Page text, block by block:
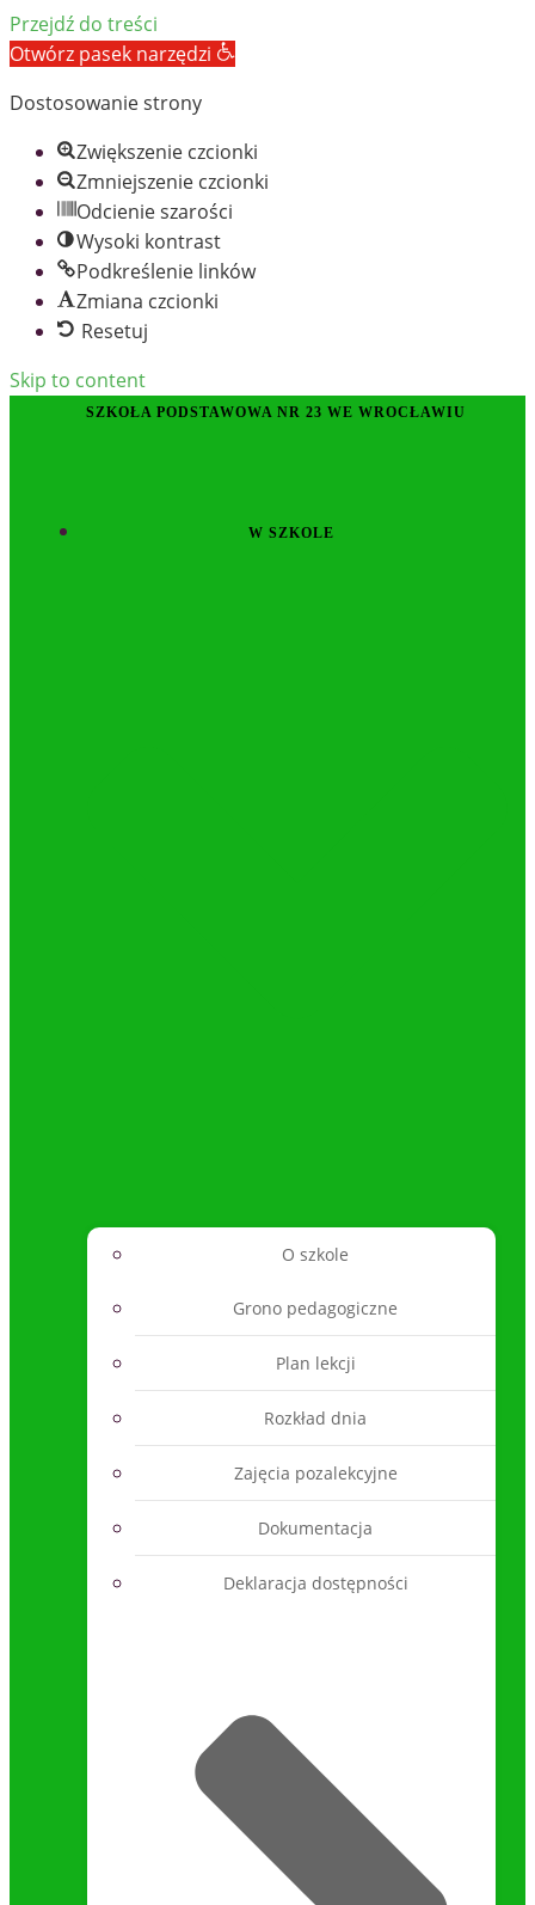
Przejdź do treści
Otwórz pasek narzędzi
Dostosowanie strony
Zwiększenie czcionki
Zmniejszenie czcionki
Odcienie szarości
Wysoki kontrast
Podkreślenie linków
Zmiana czcionki
Resetuj
Skip to content
SZKOŁA PODSTAWOWA NR 23 WE WROCŁAWIU
W SZKOLE
O szkole
Grono pedagogiczne
Plan lekcji
Rozkład dnia
Zajęcia pozalekcyjne
Dokumentacja
Deklaracja dostępności